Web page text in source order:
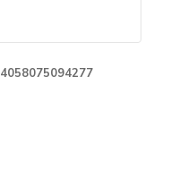
4058075094277